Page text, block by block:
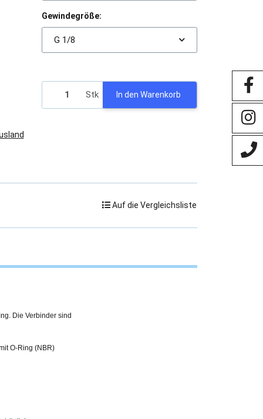
Gewindegröße:
G 1/8
Stk In den Warenkorb
Auf die Vergleichsliste
Die Verbinder sind
O-Ring (NBR)